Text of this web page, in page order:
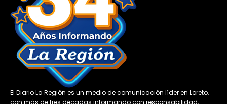
El Diario La Región es un medio de comunicación líder en Loreto,